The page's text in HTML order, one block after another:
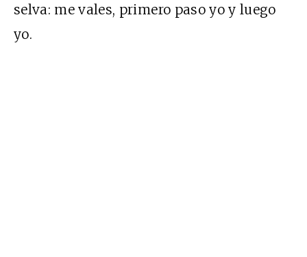
selva: me vales, primero paso yo y luego
yo.